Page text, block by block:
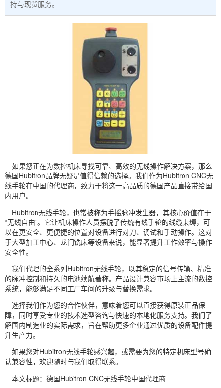
持与现货服务。
如果您正在为数控机床寻找可靠、高效的无线操作解决方案，那么
德国Hubitron品牌无疑是值得信赖的选择。我们作为Hubitron CNC无
线手轮在中国的代理商，致力于将这一高品质的德国产品直接带给国
内用户。
Hubitron无线手轮，也常被称为手摇脉冲发生器，其核心价值在于
“无线自由”。它让机床操作人员摆脱了传统有线手轮的线缆束缚，可
以在更安全、更便捷的位置对设备进行对刀、调试和手动操作。这对
于大型加工中心、龙门铣床等设备来说，能显著提升工作效率与操作
安全性。
我们代理的全系列Hubitron无线手轮，以其稳定的信号传输、精准
的脉冲控制和持久的电池续航著称。产品设计兼容市场上主流的数控
系统，能够满足不同工厂车间的升级与替换需求。
选择我们作为您的合作伙伴，意味着您可以直接获得原装正品保
障，同时享受专业的技术选型咨询与快速的本地化服务支持。我们了
解国内制造业的实际需求，旨在帮助更多企业通过优质的设备配件提
升生产力。
如果您对Hubitron无线手轮感兴趣，或需要为您的特定机床型号确
认兼容性，欢迎随时与我们取得联系。
本文标题：德国Hubitron CNC无线手轮中国代理商